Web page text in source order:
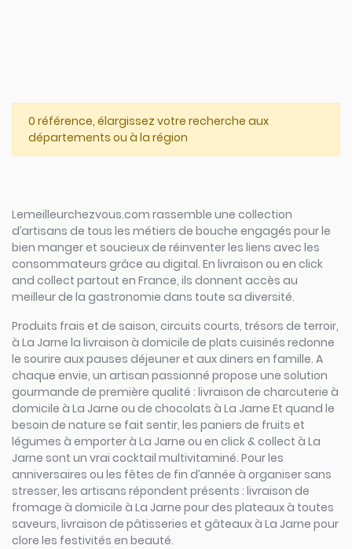
0 référence, élargissez votre recherche aux
départements ou à la région
Lemeilleurchezvous.com rassemble une collection
d’artisans de tous les métiers de bouche engagés pour le
bien manger et soucieux de réinventer les liens avec les
consommateurs grâce au digital. En livraison ou en click
and collect partout en France, ils donnent accès au
meilleur de la gastronomie dans toute sa diversité.
Produits frais et de saison, circuits courts, trésors de terroir,
à La Jarne la livraison à domicile de plats cuisinés redonne
le sourire aux pauses déjeuner et aux diners en famille. A
chaque envie, un artisan passionné propose une solution
gourmande de première qualité : livraison de charcuterie à
domicile à La Jarne ou de chocolats à La Jarne Et quand le
besoin de nature se fait sentir, les paniers de fruits et
légumes à emporter à La Jarne ou en click & collect à La
Jarne sont un vrai cocktail multivitaminé. Pour les
anniversaires ou les fêtes de fin d’année à organiser sans
stresser, les artisans répondent présents : livraison de
fromage à domicile à La Jarne pour des plateaux à toutes
saveurs, livraison de pâtisseries et gâteaux à La Jarne pour
clore les festivités en beauté.